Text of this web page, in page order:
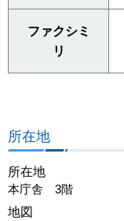
ファクシミ
リ
所在地
所在地
本庁舎 3階
地図